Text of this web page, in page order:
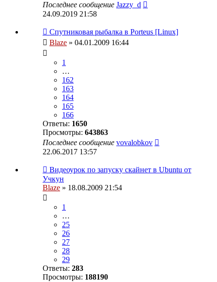
Последнее сообщение Jazzy_d
24.09.2019 21:58
Спутниковая рыбалка в Porteus [Linux]
Blaze » 04.01.2009 16:44
1
…
162
163
164
165
166
Ответы: 1650
Просмотры: 643863
Последнее сообщение vovalobkov
22.06.2017 13:57
Видеоурок по запуску скайнет в Ubuntu от
Учкун
Blaze » 18.08.2009 21:54
1
…
25
26
27
28
29
Ответы: 283
Просмотры: 188190